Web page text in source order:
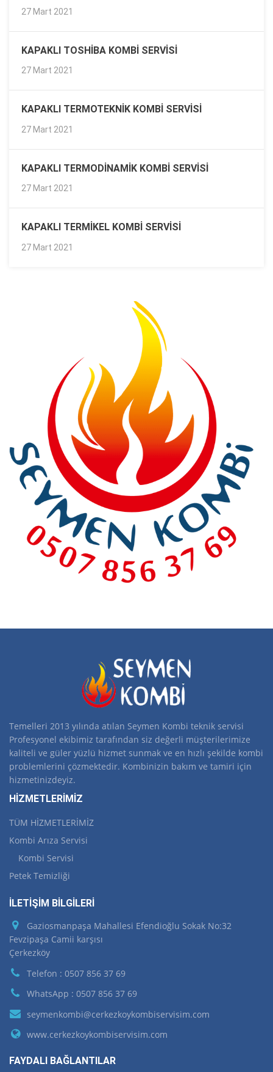
27 Mart 2021
KAPAKLI TOSHIBA KOMBI SERVISI
27 Mart 2021
KAPAKLI TERMOTEKNIK KOMBI SERVISI
27 Mart 2021
KAPAKLI TERMODINAMIK KOMBI SERVISI
27 Mart 2021
KAPAKLI TERMIKEL KOMBI SERVISI
27 Mart 2021
Temelleri 2013 yılında atılan Seymen Kombi teknik servisi
Profesyonel ekibimiz tarafından siz değerli müşterilerimize
kaliteli ve güler yüzlü hizmet sunmak ve en hızlı şekilde kombi
problemlerini çözmektedir. Kombinizin bakım ve tamiri için
hizmetinizdeyiz.
HİZMETLERİMİZ
TÜM HİZMETLERİMİZ
Kombi Arıza Servisi
Kombi Servisi
Petek Temizliği
İLETİŞİM BİLGİLERİ
Gaziosmanpaşa Mahallesi Efendioğlu Sokak No:32
Fevzipaşa Camii karşısı
Çerkezköy
Telefon : 0507 856 37 69
WhatsApp : 0507 856 37 69
seymenkombi@cerkezkoykombiservisim.com
www.cerkezkoykombiservisim.com
FAYDALI BAĞLANTILAR